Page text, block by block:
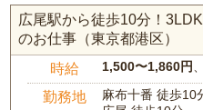
広尾駅から徒歩10分！
のお仕事（東京都港区）
時給 1,500〜1,860円
勤務地
麻布十番 徒歩10